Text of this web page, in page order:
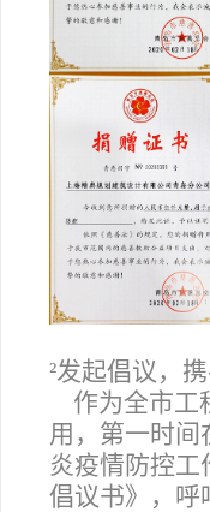
²发起倡议，
作为全市工
用，第一时
炎疫情防控
倡议书》，呼